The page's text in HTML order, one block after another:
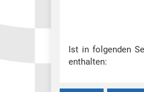
Ist in folgenden
enthalten: